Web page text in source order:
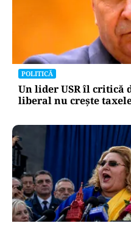
POLITICĂ
Un lider USR îl critică
liberal nu crește